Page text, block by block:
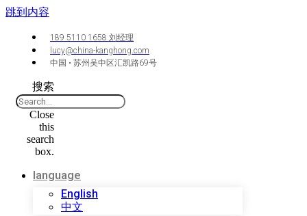
跳到内容
189 5110 1658 刘经理
lucy@china-kanghong.com
中国 • 苏州吴中区汇凯路69号
搜索
Close
this
search
box.
language
English
中文